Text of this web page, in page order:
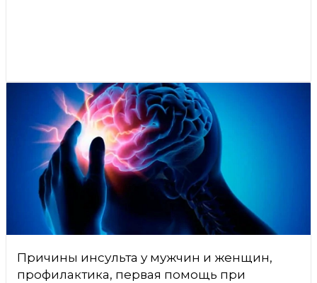
Причины инсульта у мужчин и женщин,
профилактика, первая помощь при